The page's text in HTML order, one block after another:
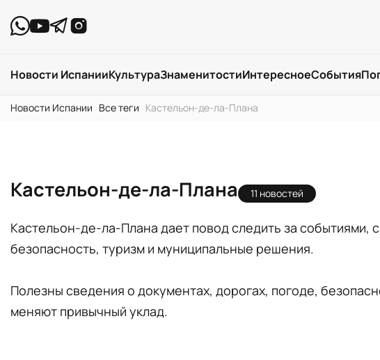
Новости ИспанииКультураЗнаменитостиИнтересноеСобытия
Новости Испании Все теги Кастельон-де-ла-Плана
Кастельон-де-ла-Плана 11 новостей
Кастельон-де-ла-Плана дает повод следить за событиями,
безопасность, туризм и муниципальные решения.
Полезны сведения о документах, дорогах, погоде,
меняют привычный уклад.